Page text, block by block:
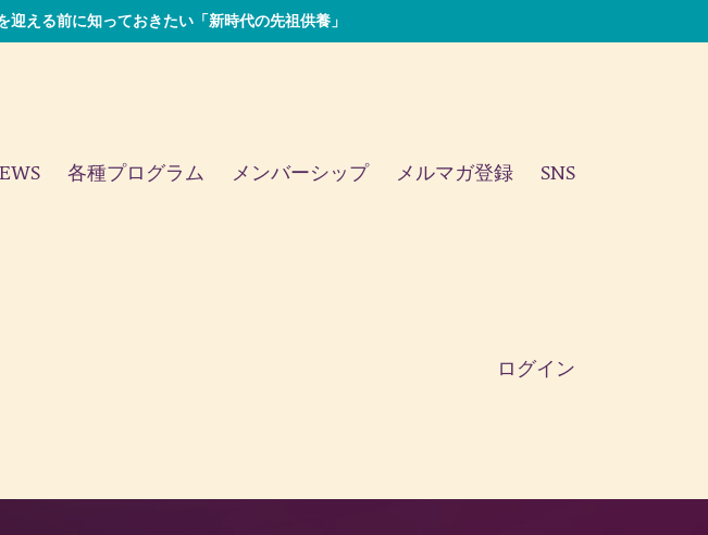
迎える前に知っておきたい「新時代の先祖供養」
各種プログラム メンバーシップ メルマガ登録 SNS
ログイン